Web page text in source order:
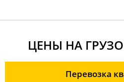
ЦЕНЫ НА
Перевозка